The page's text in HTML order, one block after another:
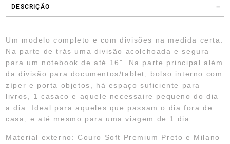
DESCRIÇÃO
Um modelo completo e com divisões na medida certa.
Na parte de trás uma divisão acolchoada e segura
para um notebook de até 16". Na parte principal além
da divisão para documentos/tablet, bolso interno com
zíper e porta objetos, há espaço suficiente para
livros, 1 casaco e aquele necessaire pequeno do dia
a dia. Ideal para aqueles que passam o dia fora de
casa, e até mesmo para uma viagem de 1 dia.
Material externo: Couro Soft Premium Preto e Milano